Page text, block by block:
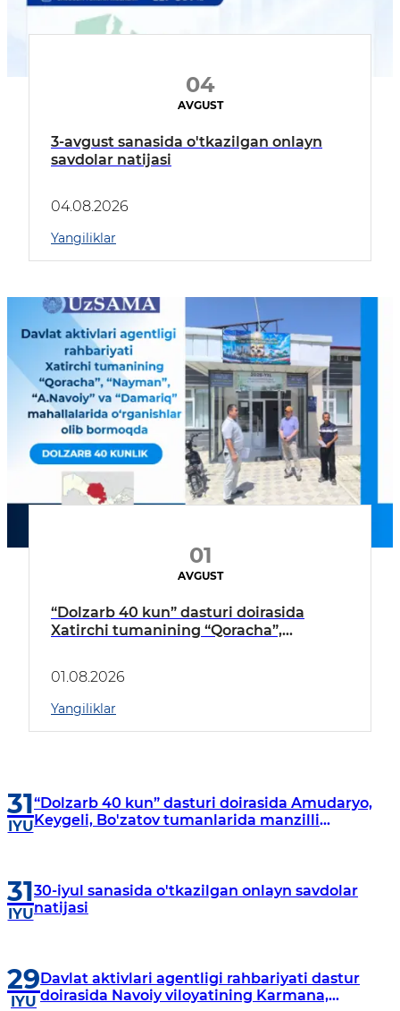
04
AVGUST
3-avgust sanasida o'tkazilgan onlayn
savdolar natijasi
04.08.2026
Yangiliklar
01
AVGUST
“Dolzarb 40 kun” dasturi doirasida
Xatirchi tumanining “Qoracha”,
borildi
01.08.2026
Yangiliklar
31
IYU
“Dolzarb 40 kun” dasturi doirasida Amudaryo,
Keygeli, Bo'zatov tumanlarida manzilli
31
IYU
30-iyul sanasida o'tkazilgan onlayn savdolar
natijasi
29
IYU
Davlat aktivlari agentligi rahbariyati dastur
doirasida Navoiy viloyatining Karmana,